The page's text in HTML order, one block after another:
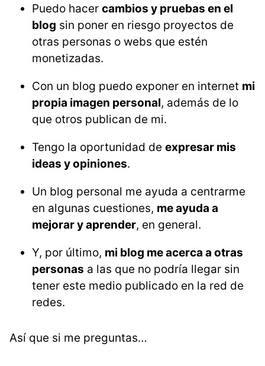
Puedo hacer cambios y pruebas en el
blog sin poner en riesgo proyectos de
otras personas o webs que estén
monetizadas.
Con un blog puedo exponer en internet mi
propia imagen personal, además de lo
que otros publican de mi.
Tengo la oportunidad de expresar mis
ideas y opiniones.
Un blog personal me ayuda a centrarme
en algunas cuestiones, me ayuda a
mejorar y aprender, en general.
Y, por último, mi blog me acerca a otras
personas a las que no podría llegar sin
tener este medio publicado en la red de
redes.
Así que si me preguntas…